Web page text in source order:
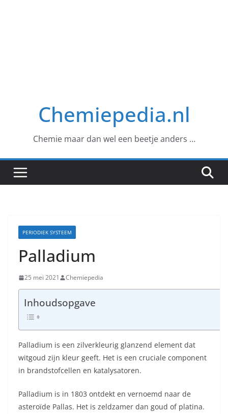
Chemiepedia.nl
Chemie maar dan wel een beetje anders …
PERIODIEK SYSTEEM
Palladium
25 mei 2021 Chemiepedia
Inhoudsopgave
Palladium is een zilverkleurig glanzend element dat
witgoud zijn kleur geeft. Het is een cruciale component
in brandstofcellen en katalysatoren.
Palladium is in 1803 ontdekt en vernoemd naar de
asteroïde Pallas. Het is zeldzamer dan goud of platina.